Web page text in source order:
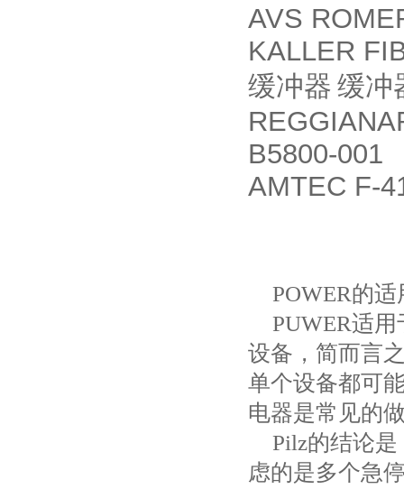
AVS
KALLER
缓冲器 缓冲
B5800-001
AMTEC F-
POWER的适
PUWER适用
设备，简而言
单个设备都可
电器是常见的
Pilz的结论
虑的是多个急